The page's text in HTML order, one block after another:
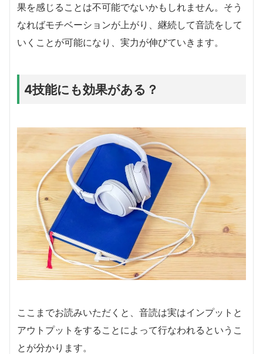
果を感じることは不可能でないかもしれません。そう
なればモチベーションが上がり、継続して音読をして
いくことが可能になり、実力が伸びていきます。
4技能にも効果がある？
ここまでお読みいただくと、音読は実はインプットと
アウトプットをすることによって行なわれるというこ
とが分かります。